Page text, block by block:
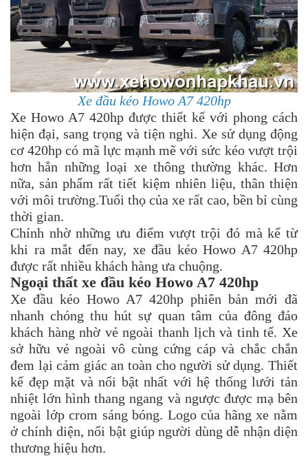
Xe đầu kéo Howo A7 420hp
Xe Howo A7 420hp được thiết kế với phong cách
hiện đại, sang trọng và tiện nghi. Xe sử dụng động
cơ 420hp có mã lực mạnh mẽ với sức kéo vượt trội
hơn hẳn những loại xe thông thường khác. Hơn
nữa, sản phẩm rất tiết kiệm nhiên liệu, thân thiện
với môi trường.Tuổi thọ của xe rất cao, bền bỉ cùng
thời gian.
Chính nhờ những ưu điểm vượt trội đó mà kể từ
khi ra mắt đến nay, xe đầu kéo Howo A7 420hp
được rất nhiều khách hàng ưa chuộng.
Ngoại thất xe đầu kéo Howo A7 420hp
Xe đầu kéo Howo A7 420hp phiên bản mới đã
nhanh chóng thu hút sự quan tâm của đông đảo
khách hàng nhờ vẻ ngoài thanh lịch và tinh tế. Xe
sở hữu vẻ ngoài vô cùng cứng cáp và chắc chắn
đem lại cảm giác an toàn cho người sử dụng. Thiết
kế đẹp mặt và nổi bật nhất với hệ thống lưới tản
nhiệt lớn hình thang ngang và ngược được mạ bên
ngoài lớp crom sáng bóng. Logo của hãng xe nằm
ở chính diện, nổi bật giúp người dùng dễ nhận diện
thương hiệu hơn.